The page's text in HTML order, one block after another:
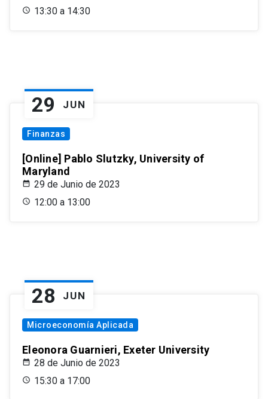
13:30 a 14:30
29 JUN
Finanzas
[Online] Pablo Slutzky, University of
Maryland
29 de Junio de 2023
12:00 a 13:00
28 JUN
Microeconomía Aplicada
Eleonora Guarnieri, Exeter University
28 de Junio de 2023
15:30 a 17:00